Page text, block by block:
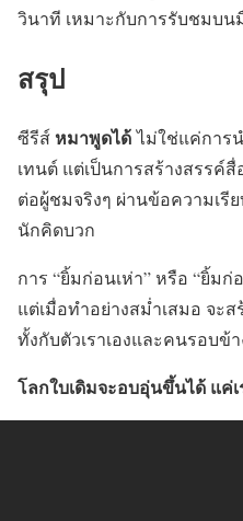
วินาที เหมาะกับการรับชมบน
สรุป
ซีรีส์ หมาพูดได้ไม่ใช่แค่การ
เทนต์ แต่เป็นการสร้างสรรค์
ต่อผู้ชมจริงๆ ผ่านข้อความเรี
นักคิดบวก
การ “ยิ้มก่อนเห่า” หรือ “ยิ้มก่
แต่เมื่อทำอย่างสม่ำเสมอ จะ
ทั้งกับตัวเราเองและคนรอบข้า
โลกใบเดิมจะอบอุ่นขึ้นได้ แค่